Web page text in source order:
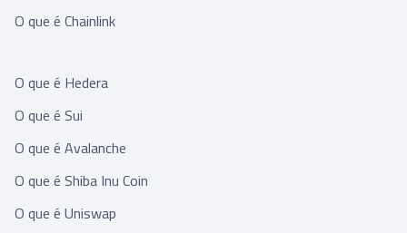
O que é Chainlink
O que é Hedera
O que é Sui
O que é Avalanche
O que é Shiba Inu Coin
O que é Uniswap